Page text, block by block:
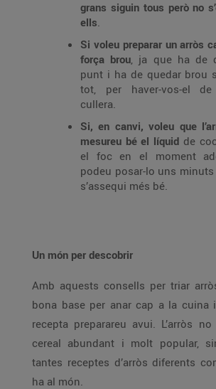
grans siguin tous però no
ells.
Si voleu preparar un arròs
força brou, ja que ha de
punt i ha de quedar brou
tot, per haver-vos-el
cullera.
Si, en canvi, voleu que
mesureu bé el líquid de
el foc en el moment
podeu posar-lo uns
s’assequi més bé.
Un món per descobrir
Amb aquests consells per triar
bona base per anar cap a la cuina
recepta preparareu avui. L’arròs
cereal abundant i molt popular,
tantes receptes d’arròs diferents
ha al món.